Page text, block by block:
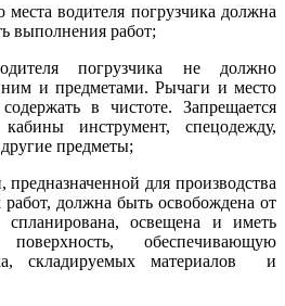
места водителя погрузчика должна
выполнения работ;
погрузчика не должно
и предметами. Рычаги и место
в чистоте. Запрещается
инструмент, спецодежду,
предметы;
для производства
работ, должна быть освобождена от
спланирована, освещена и иметь
обеспечивающую
складируемых материалов и